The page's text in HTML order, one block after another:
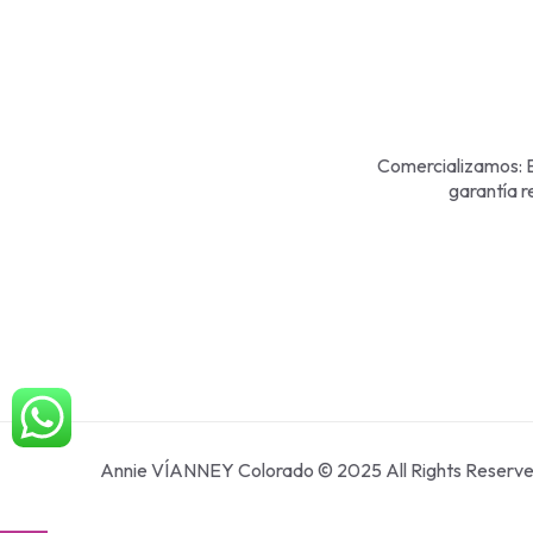
Comercializamos:
garantía
Annie VÍANNEY Colorado © 2025 All Rights